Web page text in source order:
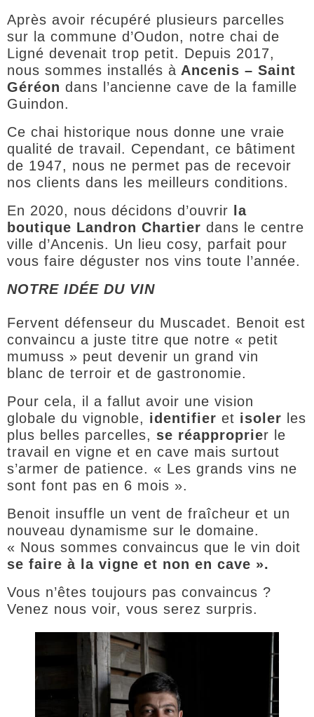
Après avoir récupéré plusieurs parcelles
sur la commune d’Oudon, notre chai de
Ligné devenait trop petit. Depuis 2017,
nous sommes installés à Ancenis – Saint
Géréon dans l’ancienne cave de la famille
Guindon.
Ce chai historique nous donne une vraie
qualité de travail. Cependant, ce bâtiment
de 1947, nous ne permet pas de recevoir
nos clients dans les meilleurs conditions.
En 2020, nous décidons d’ouvrir la
boutique Landron Chartier dans le centre
ville d’Ancenis. Un lieu cosy, parfait pour
vous faire déguster nos vins toute l’année.
NOTRE IDÉE DU VIN
Fervent défenseur du Muscadet. Benoit est
convaincu a juste titre que notre « petit
mumuss » peut devenir un grand vin
blanc de terroir et de gastronomie.
Pour cela, il a fallut avoir une vision
globale du vignoble, identifier et isoler les
plus belles parcelles, se réapproprier le
travail en vigne et en cave mais surtout
s’armer de patience. « Les grands vins ne
sont font pas en 6 mois ».
Benoit insuffle un vent de fraîcheur et un
nouveau dynamisme sur le domaine.
« Nous sommes convaincus que le vin doit
se faire à la vigne et non en cave ».
Vous n’êtes toujours pas convaincus ?
Venez nous voir, vous serez surpris.